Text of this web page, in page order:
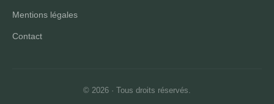
Mentions légales
Contact
© 2026 · Tous droits réservés.